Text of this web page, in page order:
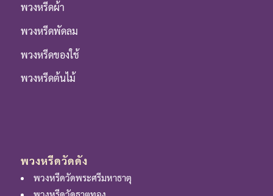
พวงหรีดผ้า
พวงหรีดพัดลม
พวงหรีดของใช้
พวงหรีดต้นไม้
พวงหรีดวัดดัง
พวงหรีดวัดพระศรีมหาธาตุ
พวงหรีดวัดธาตุทอง